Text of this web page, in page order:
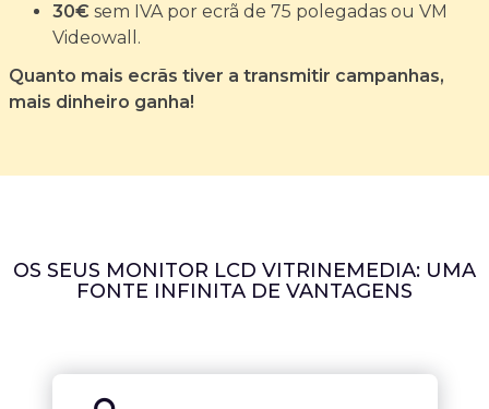
30€ sem IVA por ecrã de 75 polegadas ou VM
Videowall.
Quanto mais ecrãs tiver a transmitir campanhas,
mais dinheiro ganha!
OS SEUS MONITOR LCD VITRINEMEDIA: UMA
FONTE INFINITA DE VANTAGENS